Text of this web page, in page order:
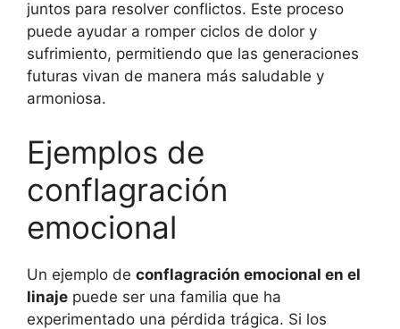
juntos para resolver conflictos. Este proceso
puede ayudar a romper ciclos de dolor y
sufrimiento, permitiendo que las generaciones
futuras vivan de manera más saludable y
armoniosa.
Ejemplos de
conflagración
emocional
Un ejemplo de conflagración emocional en el
linaje puede ser una familia que ha
experimentado una pérdida trágica. Si los